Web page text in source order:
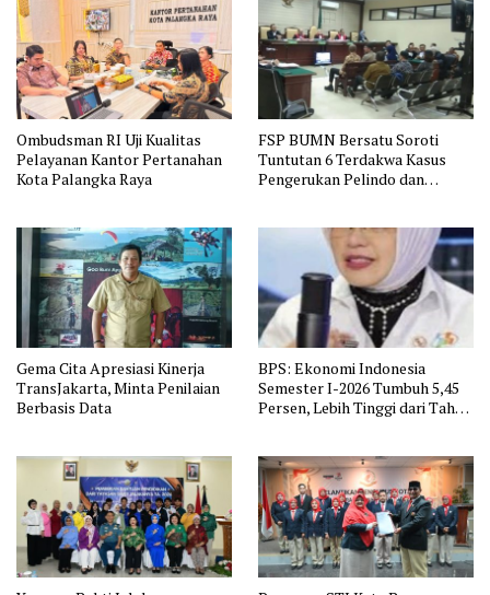
Ombudsman RI Uji Kualitas
Pelayanan Kantor Pertanahan
Kota Palangka Raya
FSP BUMN Bersatu Soroti
Tuntutan 6 Terdakwa Kasus
Pengerukan Pelindo dan
Gema Cita Apresiasi Kinerja
TransJakarta, Minta Penilaian
Berbasis Data
BPS: Ekonomi Indonesia
Semester I-2026 Tumbuh 5,45
Persen, Lebih Tinggi dari Tahun